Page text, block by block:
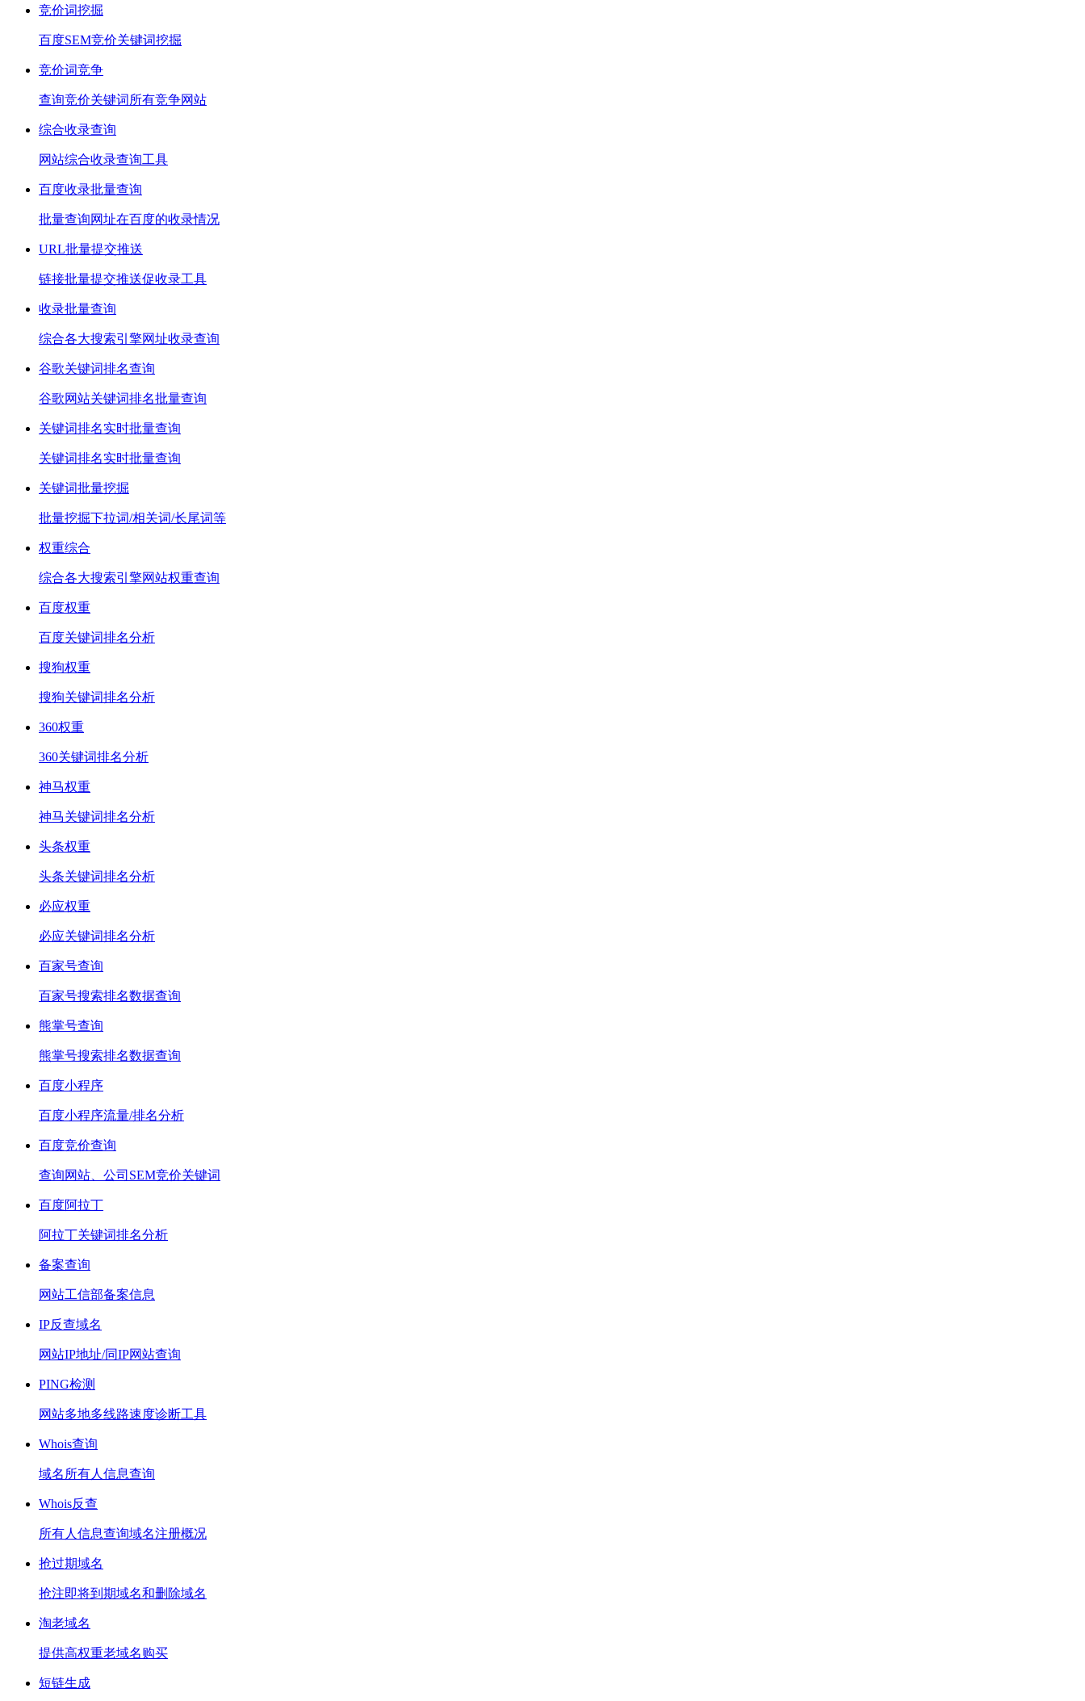
竞价词挖掘
百度SEM竞价关键词挖掘
竞价词竞争
查询竞价关键词所有竞争网站
综合收录查询
网站综合收录查询工具
百度收录批量查询
批量查询网址在百度的收录情况
URL批量提交推送
链接批量提交推送促收录工具
收录批量查询
综合各大搜索引擎网址收录查询
谷歌关键词排名查询
谷歌网站关键词排名批量查询
关键词排名实时批量查询
关键词排名实时批量查询
关键词批量挖掘
批量挖掘下拉词/相关词/长尾词等
权重综合
综合各大搜索引擎网站权重查询
百度权重
百度关键词排名分析
搜狗权重
搜狗关键词排名分析
360权重
360关键词排名分析
神马权重
神马关键词排名分析
头条权重
头条关键词排名分析
必应权重
必应关键词排名分析
百家号查询
百家号搜索排名数据查询
熊掌号查询
熊掌号搜索排名数据查询
百度小程序
百度小程序流量/排名分析
百度竞价查询
查询网站、公司SEM竞价关键词
百度阿拉丁
阿拉丁关键词排名分析
备案查询
网站工信部备案信息
IP反查域名
网站IP地址/同IP网站查询
PING检测
网站多地多线路速度诊断工具
Whois查询
域名所有人信息查询
Whois反查
所有人信息查询域名注册概况
抢过期域名
抢注即将到期域名和删除域名
淘老域名
提供高权重老域名购买
短链生成